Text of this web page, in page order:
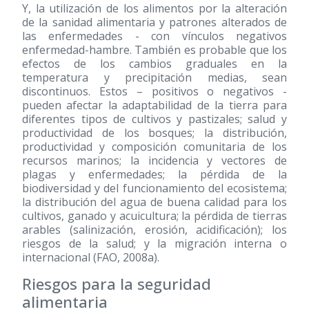
Y, la utilización de los alimentos por la alteración
de la sanidad alimentaria y patrones alterados de
las enfermedades - con vínculos negativos
enfermedad-hambre. También es probable que los
efectos de los cambios graduales en la
temperatura y precipitación medias, sean
discontinuos. Estos – positivos o negativos -
pueden afectar la adaptabilidad de la tierra para
diferentes tipos de cultivos y pastizales; salud y
productividad de los bosques; la distribución,
productividad y composición comunitaria de los
recursos marinos; la incidencia y vectores de
plagas y enfermedades; la pérdida de la
biodiversidad y del funcionamiento del ecosistema;
la distribución del agua de buena calidad para los
cultivos, ganado y acuicultura; la pérdida de tierras
arables (salinización, erosión, acidificación); los
riesgos de la salud; y la migración interna o
internacional (FAO, 2008a).
Riesgos para la seguridad
alimentaria